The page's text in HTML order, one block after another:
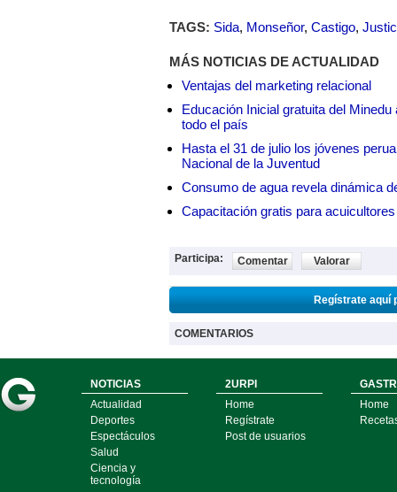
TAGS: Sida, Monseñor, Castigo,
MÁS NOTICIAS DE ACTUALIDAD
Ventajas del marketing relacional
Educación Inicial gratuita del
todo el país
Hasta el 31 de julio los jóvenes
Nacional de la Juventud
Consumo de agua revela dinámica
Capacitación gratis para
Participa: Comentar Valorar
Regístrate aquí
COMENTARIOS
NOTICIAS
Actualidad
Deportes
Espectáculos
Salud
Ciencia y
tecnología
2URPI
Home
Regístrate
Post de usuarios
Home